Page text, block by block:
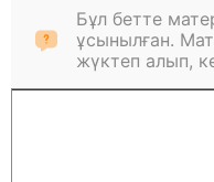
Бұл бетте
ұсынылған.
жүктеп алып,